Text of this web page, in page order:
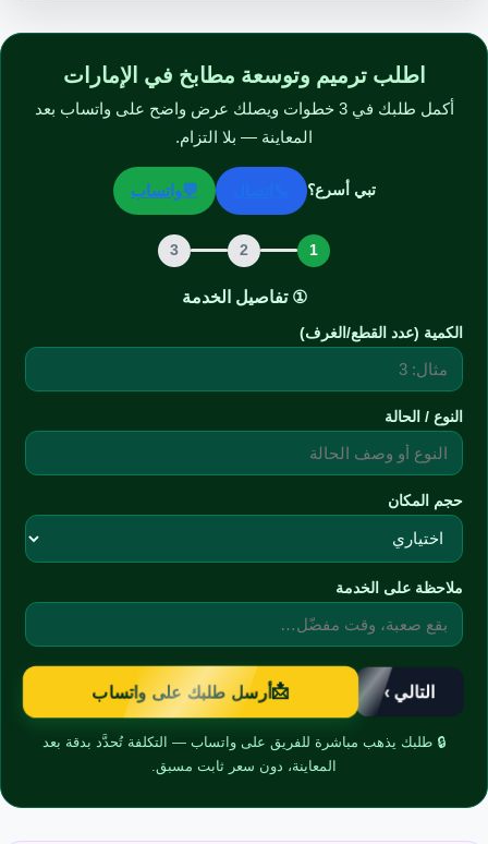
اطلب ترميم وتوسعة مطابخ في الإمارات
أكمل طلبك في 3 خطوات ويصلك عرض واضح على واتساب بعد
المعاينة — بلا التزام.
تبي أسرع؟ 💬واتساب
1
2
3
① تفاصيل الخدمة
الكمية (عدد القطع/الغرف)
النوع / الحالة
حجم المكان
ملاحظة على الخدمة
التالي › 📩أرسل طلبك على واتساب
🔒 طلبك يذهب مباشرة للفريق على واتساب — التكلفة تُحدَّد بدقة بعد
المعاينة، دون سعر ثابت مسبق.